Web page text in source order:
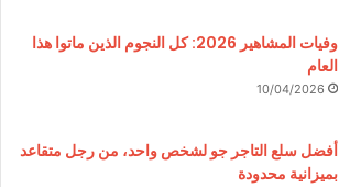
وفيات المشاهير 2026: كل النجوم الذين ماتوا هذا
العام
10/04/2026
أفضل سلع التاجر جو لشخص واحد، من رجل متقاعد
بميزانية محدودة